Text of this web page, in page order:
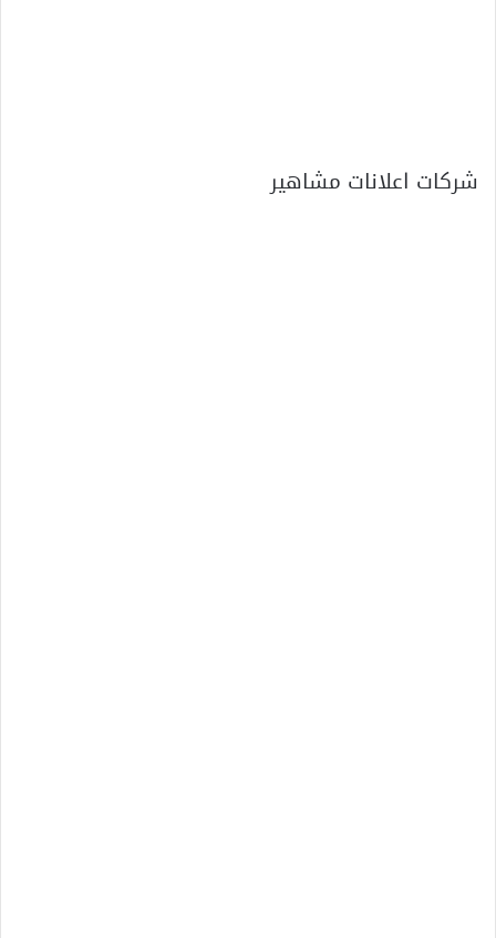
شركات اعلانات مشاهير